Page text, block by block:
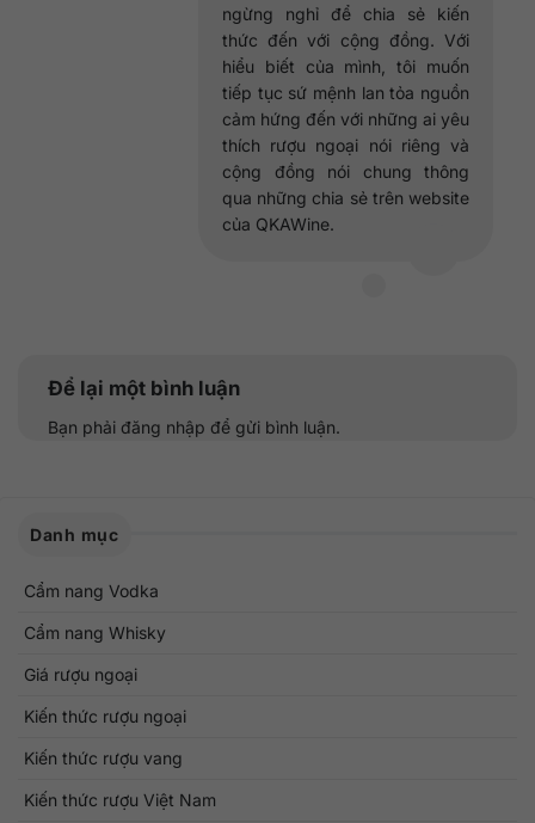
ngừng nghỉ để chia sẻ kiến
thức đến với cộng đồng. Với
hiểu biết của mình, tôi muốn
tiếp tục sứ mệnh lan tỏa nguồn
cảm hứng đến với những ai yêu
thích rượu ngoại nói riêng và
cộng đồng nói chung thông
qua những chia sẻ trên website
của QKAWine.
Để lại một bình luận
Bạn phải đăng nhập để gửi bình luận.
Danh mục
Cẩm nang Vodka
Cẩm nang Whisky
Giá rượu ngoại
Kiến thức rượu ngoại
Kiến thức rượu vang
Kiến thức rượu Việt Nam